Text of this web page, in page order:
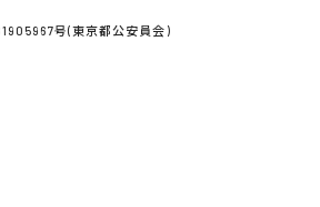
号(東京都公安員会)